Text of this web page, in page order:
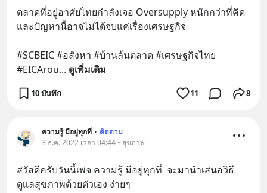
ตลาดที่อยู่อาศัยไทยกำลังเจอ Oversupply หนักกว่าที่คิด
และปัญหานี้อาจไม่ได้จบแค่เรื่องเศรษฐกิจ
#SCBEIC #อสังหา #บ้านล้นตลาด #เศรษฐกิจไทย
#EICArou... ดูเพิ่มเติม
10 บันทึก 11 8
ความรู้ มีอยู่ทุกที่ • ติดตาม
3 ธ.ค. 2022 เวลา 04:44 • สุขภาพ
สวัสดีครับวันนี้เพจ ความรู้ มีอยู่ทุกที่  จะมานําเสนอวิธี
ดูเเลสุขภาพด้วยตัวเอง ง่ายๆ